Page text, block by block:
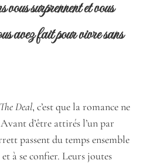
surprennent et vous
avez fait pour vivre sans
The Deal, c’est que la romance ne
d’être attirés l’un par
passent du temps ensemble
à se confier. Leurs joutes